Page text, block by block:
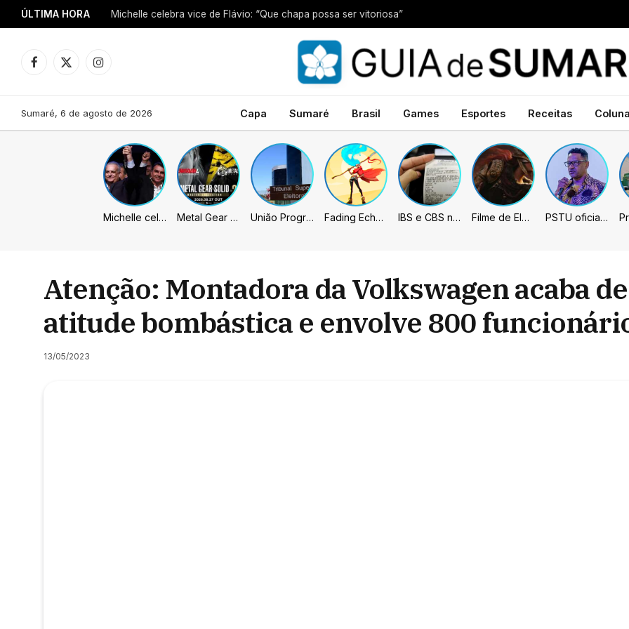
ÚLTIMA HORA Michelle celebra vice de Flávio: “Que chapa possa ser vitoriosa”
Facebook
X
Instagram
Sumaré, 6 de agosto de 2026 Capa Sumaré Brasil Games Esportes Receitas
Michelle celebra vice de Flávio: “Que chapa possa ser vitoriosa” Metal Gear Solid: Master Collection 2 terá legendas e menus em portugues União Progressista e PL terão mais tempo de propaganda eleitoral Fading Echo – Review IBS e CBS necessitarão constar nas notas fiscais com início desta 2ª. Entenda Filme de Elden Ring tem gravações concluídas, mas ainda fica longe do lançamento PSTU oficializa Hertz Dias como candidato à Presidência da República
Atenção: Montadora da Volkswagen acaba
atitude bombástica e envolve 800
13/05/2023